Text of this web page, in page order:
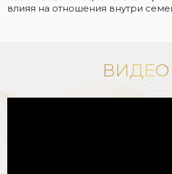
влияя на отношения внутри
ВИДЕО